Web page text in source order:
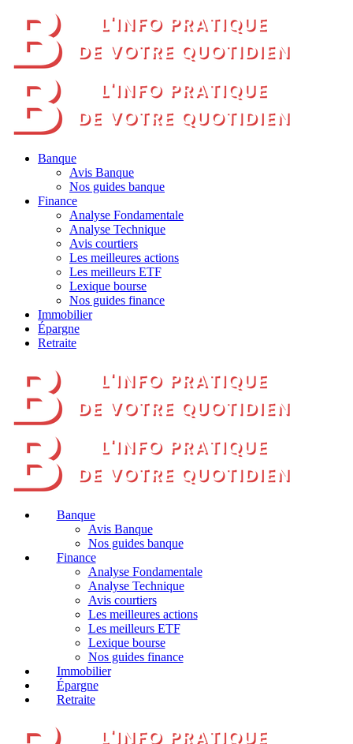
Banque
Avis Banque
Nos guides banque
Finance
Analyse Fondamentale
Analyse Technique
Avis courtiers
Les meilleures actions
Les meilleurs ETF
Lexique bourse
Nos guides finance
Immobilier
Épargne
Retraite
Banque
Avis Banque
Nos guides banque
Finance
Analyse Fondamentale
Analyse Technique
Avis courtiers
Les meilleures actions
Les meilleurs ETF
Lexique bourse
Nos guides finance
Immobilier
Épargne
Retraite